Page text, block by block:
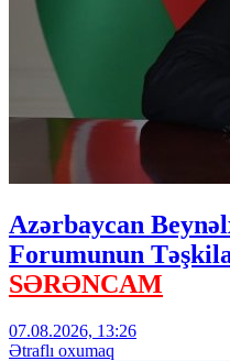
Azərbaycan
Forumunun
SƏRƏNCAM
07.08.2026, 13:26
Ətraflı oxumaq